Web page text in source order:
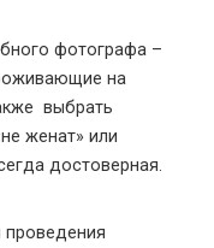
фотографа –
на
выбрать
женат» или
достоверная.